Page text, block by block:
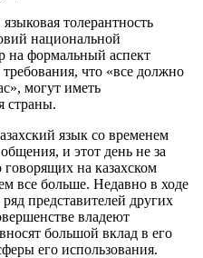
толерантность
национальной
на формальный аспект
что «все должно
могут иметь
страны.
язык со временем
и этот день не за
на казахском
все больше. Недавно в ходе
представителей других
владеют
большой вклад в его
его использования.